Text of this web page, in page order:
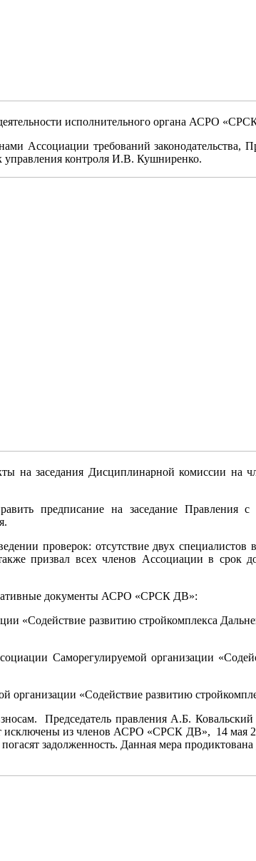
исполнительного органа АСРО
Ассоциации требований
контроля И.В. Кушниренко.
на заседания Дисциплинарной комиссии
предписание на заседание Правления
проверок: отсутствие двух
призвал всех членов Ассоциации в срок
документы АСРО «СРСК ДВ»:
развитию стройкомплекса
Саморегулируемой организации
«Содействие развитию
Председатель правления А.Б.
исключены из членов АСРО «СРСК ДВ», 14 мая
задолженность. Данная мера